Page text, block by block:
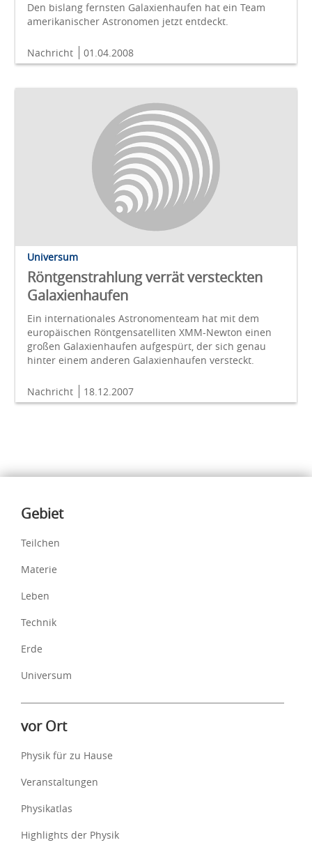
Den bislang fernsten Galaxienhaufen hat ein Team
amerikanischer Astronomen jetzt entdeckt.
Nachricht 01.04.2008
Universum
Röntgenstrahlung verrät versteckten
Galaxienhaufen
Ein internationales Astronomenteam hat mit dem
europäischen Röntgensatelliten XMM-Newton einen
großen Galaxienhaufen aufgespürt, der sich genau
hinter einem anderen Galaxienhaufen versteckt.
Nachricht 18.12.2007
Inhalte
Gebiet
Teilchen
Materie
Leben
Technik
Erde
Universum
vor Ort
Physik für zu Hause
Veranstaltungen
Physikatlas
Highlights der Physik